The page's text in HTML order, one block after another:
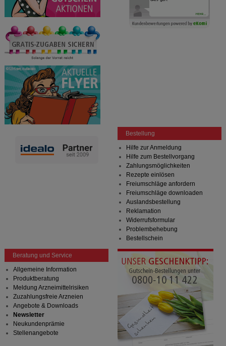
Bestellung
Hilfe zur Anmeldung
Hilfe zum Bestellvorgang
Zahlungsmöglichkeiten
Rezepte einlösen
Freiumschläge anfordern
Freiumschläge downloaden
Auslandsbestellung
Reklamation
Widerrufsformular
Problembehebung
Bestellschein
Beratung und Service
Allgemeine Information
Produktberatung
Meldung Arzneimittelrisiken
Zuzahlungsfreie Arzneien
Angebote & Downloads
Newsletter
Neukundenprämie
Stellenangebote